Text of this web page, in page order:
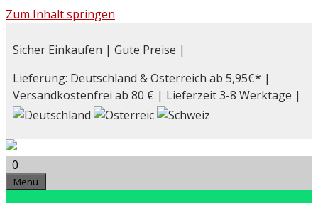
Zum Inhalt springen
Sicher Einkaufen | Gute Preise |
Lieferung: Deutschland & Österreich ab 5,95€* |
Versandkostenfrei ab 80 € | Lieferzeit 3-8 Werktage |
0
Menu